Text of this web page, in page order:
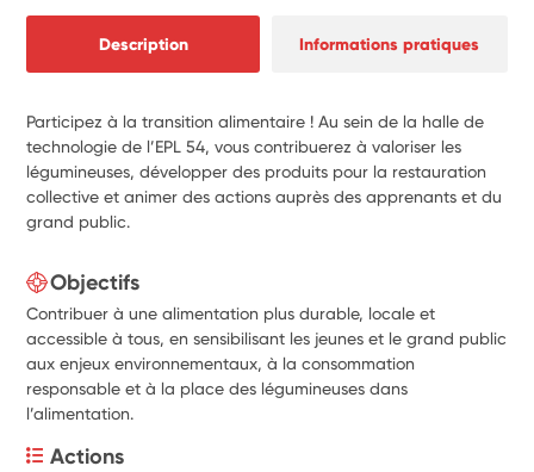
Description Informations pratiques
Participez à la transition alimentaire ! Au sein de la halle de
technologie de l’EPL 54, vous contribuerez à valoriser les
légumineuses, développer des produits pour la restauration
collective et animer des actions auprès des apprenants et du
grand public.
Objectifs
Contribuer à une alimentation plus durable, locale et
accessible à tous, en sensibilisant les jeunes et le grand public
aux enjeux environnementaux, à la consommation
responsable et à la place des légumineuses dans
l’alimentation.
Actions